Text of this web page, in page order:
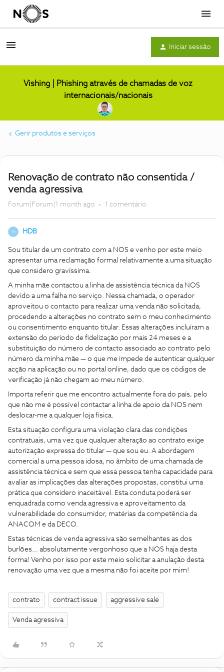
Menu
Iniciar sessão
Vishing | Phishing através de chamadas de voz
internacionais/nacionais
Gerir produtos e serviços
Renovação de contrato não consentida /
venda agressiva
Forum|Forum|1 month ago 1 comentário
H HDB
Sou titular de um contrato com a NOS e venho por este meio
apresentar uma reclamação formal relativamente a uma situação
que considero gravíssima.
A minha mãe contactou a linha de assistência técnica da NOS
devido a uma falha no serviço. Nessa chamada, o operador
aproveitou o contacto para realizar uma venda não solicitada,
procedendo a alterações no contrato sem o meu conhecimento
ou consentimento enquanto titular. Essas alterações incluíram a
extensão do período de fidelização por mais 24 meses e a
substituição do número de contacto associado ao contrato pelo
número da minha mãe — o que me impede de autenticar qualquer
acção na aplicação ou no portal online, dado que os códigos de
verificação já não chegam ao meu número.
Importa referir que me encontro actualmente fora do país, pelo
que não me é possível contactar a linha de apoio da NOS nem
deslocar-me a qualquer loja física.
Esta situação configura uma violação clara das condições
contratuais, uma vez que qualquer alteração ao contrato exige
autorização expressa do titular — que sou eu. A abordagem
comercial a uma pessoa idosa, no âmbito de uma chamada de
assistência técnica e sem que essa pessoa tenha capacidade para
avaliar as implicações das alterações propostas, constitui uma
prática que considero inaceitável. Esta conduta poderá ser
enquadrada como venda agressiva e aproveitamento da
vulnerabilidade do consumidor, matérias da competência da
ANACOM e da DECO.
Estas técnicas de venda agressiva são semelhantes as dos
burlões… absolutamente vergonhoso que a NOS haja desta
forma! Venho por isso por este meio solicitar a anulação desta
renovação uma vez que a mesma não foi aceite por mim!
contrato contract issue aggressive sale
Venda agressiva